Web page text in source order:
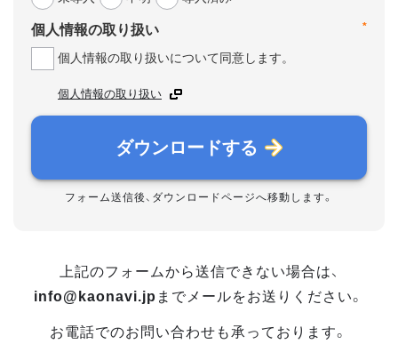
*
個人情報の取り扱い
個人情報の取り扱いについて同意します。
個人情報の取り扱い
ダウンロードする
フォーム送信後、ダウンロードページへ移動します。
上記のフォームから送信できない場合は、
info@kaonavi.jp までメールをお送りください。
お電話でのお問い合わせも承っております。